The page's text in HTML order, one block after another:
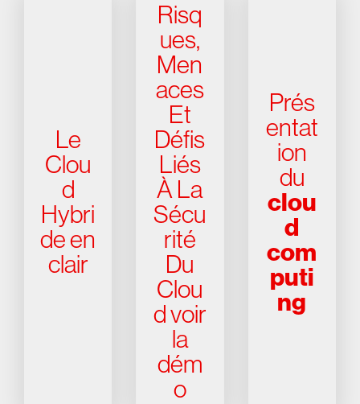
Le
Clou
d
Hybri
de en
clair
Risq
ues,
Men
aces
Et
Défis
Liés
À La
Sécu
rité
Du
Clou
d voir
la
dém
o
Prés
entat
ion
du
clou
d
com
puti
ng